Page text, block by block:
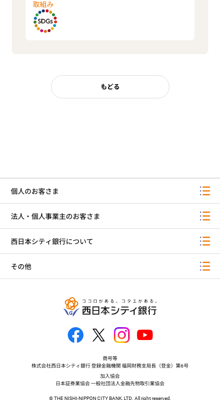
取組み
もどる
個人のお客さま
法人・個人事業主のお客さま
西日本シティ銀行について
その他
商号等
株式会社西日本シティ銀行 登録金融機関 福岡財務支局長（登金）第6号
加入協会
日本証券業協会 一般社団法人金融先物取引業協会
© THE NISHI-NIPPON CITY BANK, LTD. All right reserved.